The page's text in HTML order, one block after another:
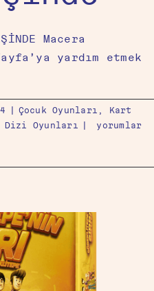
Macera
yardım etmek
Çocuk Oyunları , Kart
Dizi Oyunları
yorumlar